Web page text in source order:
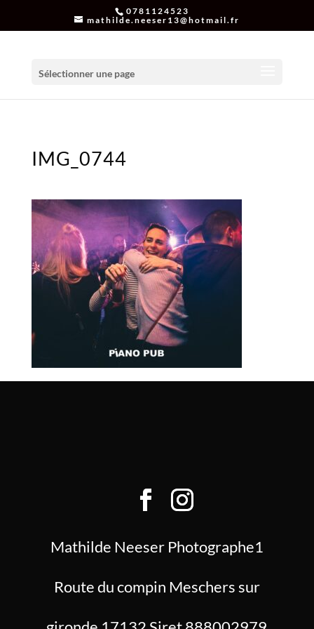
0781124523
mathilde.neeser13@hotmail.fr
Sélectionner une page
IMG_0744
Mathilde Neeser Photographe1
Route du compin Meschers sur